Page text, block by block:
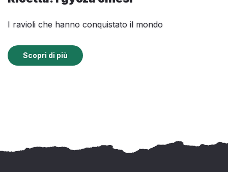
I ravioli che hanno conquistato il mondo
Scopri di più